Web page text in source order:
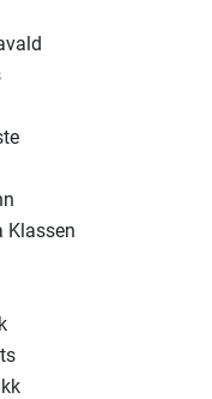
Klassen